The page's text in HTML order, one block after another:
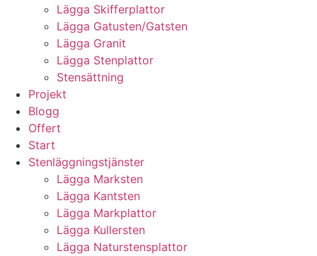
Lägga Skifferplattor
Lägga Gatusten/Gatsten
Lägga Granit
Lägga Stenplattor
Stensättning
Projekt
Blogg
Offert
Start
Stenläggningstjänster
Lägga Marksten
Lägga Kantsten
Lägga Markplattor
Lägga Kullersten
Lägga Naturstensplattor